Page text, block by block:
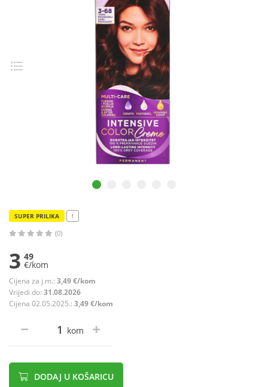
SUPER PRILIKA !
(0)
3 49
€/kom
Cijena za j.m.: 3,49 €/kom
Vrijedi do: 31.08.2026
Cijena 02.05.2025.: 3,49 €/kom
kom
DODAJ U KOŠARICU